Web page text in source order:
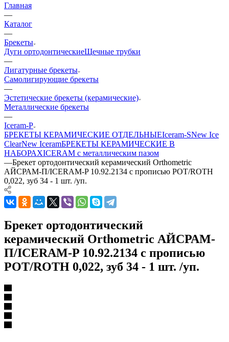
Главная
—
Каталог
—
Брекеты
Дуги ортодонтическиеЩечные трубки
—
Лигатурные брекеты
Самолигирующие брекеты
—
Эстетические брекеты (керамические)
Металлические брекеты
—
Iceram-P
БРЕКЕТЫ КЕРАМИЧЕСКИЕ ОТДЕЛЬНЫЕIceram-SNew Ice
ClearNew IceramБРЕКЕТЫ КЕРАМИЧЕСКИЕ В
НАБОРАХICERAM с металлическим пазом
—Брекет ортодонтический керамический Orthometric
АЙСРАМ-П/ICERAM-P 10.92.2134 с прописью РОТ/ROTH
0,022, зуб 34 - 1 шт. /уп.
Брекет ортодонтический
керамический Orthometric АЙСРАМ-
П/ICERAM-P 10.92.2134 с прописью
РОТ/ROTH 0,022, зуб 34 - 1 шт. /уп.